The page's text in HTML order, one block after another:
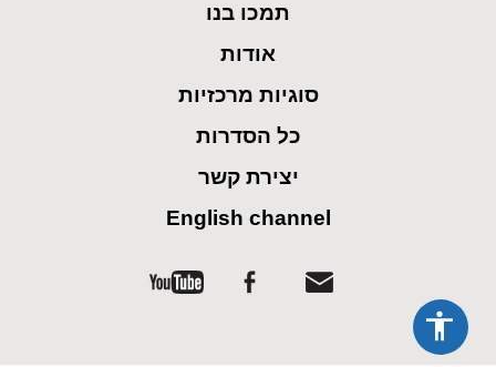
תמכו בנו
אודות
סוגיות מרכזיות
כל הסדרות
יצירת קשר
English channel